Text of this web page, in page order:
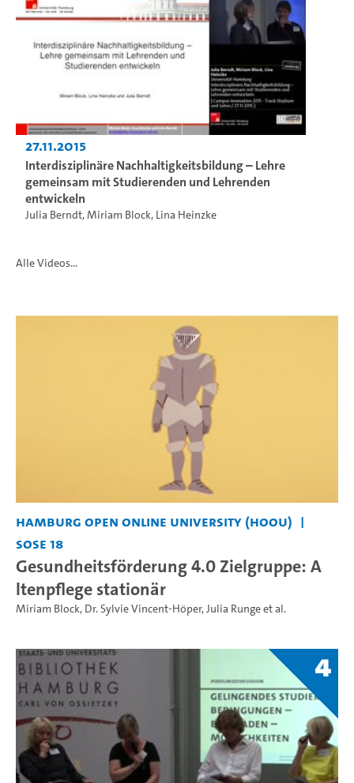
27.11.2015
Interdisziplinäre Nachhaltigkeitsbildung – Lehre
gemeinsam mit Studierenden und Lehrenden
entwickeln
Julia Berndt,Miriam Block, Lina Heinzke
Alle Videos...
Hamburg Open Online University (HOOU)
SoSe 18
Gesundheitsförderung 4.0 Zielgruppe: A
ltenpflege stationär
Miriam Block, Dr. Sylvie Vincent-Höper,Julia Rungeet al.
4